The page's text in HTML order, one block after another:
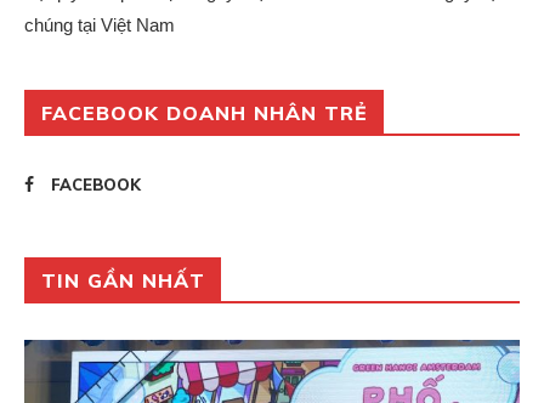
chúng tại Việt Nam
FACEBOOK DOANH NHÂN TRẺ
FACEBOOK
TIN GẦN NHẤT